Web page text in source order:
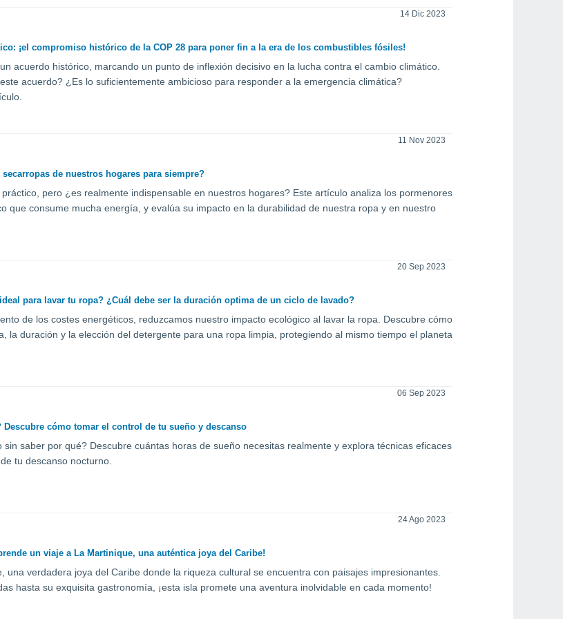
14 Dic 2023
¡el compromiso histórico de la COP 28 para poner fin a la era de los combustibles fósiles!
acuerdo histórico, marcando un punto de inflexión decisivo en la lucha contra el cambio climático.
acuerdo? ¿Es lo suficientemente ambicioso para responder a la emergencia climática?
11 Nov 2023
de nuestros hogares para siempre?
pero ¿es realmente indispensable en nuestros hogares? Este artículo analiza los pormenores
que consume mucha energía, y evalúa su impacto en la durabilidad de nuestra ropa y en nuestro
20 Sep 2023
para lavar tu ropa? ¿Cuál debe ser la duración optima de un ciclo de lavado?
de los costes energéticos, reduzcamos nuestro impacto ecológico al lavar la ropa. Descubre cómo
la duración y la elección del detergente para una ropa limpia, protegiendo al mismo tiempo el planeta
06 Sep 2023
cómo tomar el control de tu sueño y descanso
sin saber por qué? Descubre cuántas horas de sueño necesitas realmente y explora técnicas eficaces
tu descanso nocturno.
24 Ago 2023
un viaje a La Martinique, una auténtica joya del Caribe!
una verdadera joya del Caribe donde la riqueza cultural se encuentra con paisajes impresionantes.
hasta su exquisita gastronomía, ¡esta isla promete una aventura inolvidable en cada momento!